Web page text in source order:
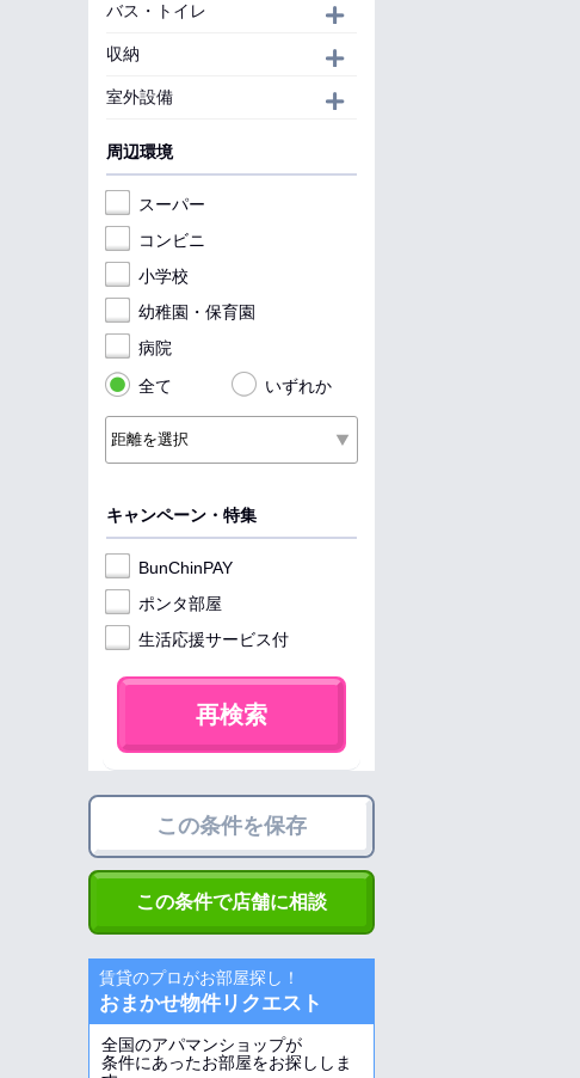
バス・トイレ
収納
室外設備
周辺環境
スーパー
コンビニ
小学校
幼稚園・保育園
病院
全て
いずれか
キャンペーン・特集
BunChinPAY
ポンタ部屋
生活応援サービス付
再検索
この条件を保存
この条件で店舗に相談
賃貸のプロがお部屋探し！
おまかせ物件リクエスト
全国のアパマンショップが
条件にあったお部屋をお探ししま